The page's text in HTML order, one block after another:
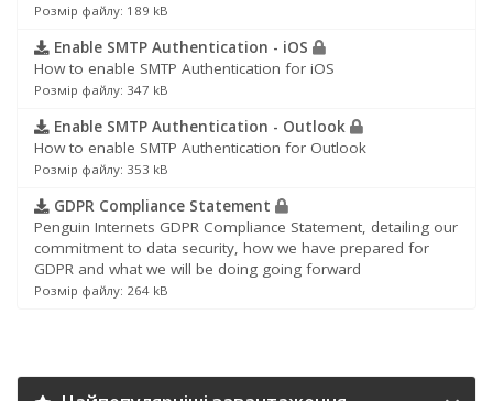
Розмір файлу: 189 kB
Enable SMTP Authentication - iOS
How to enable SMTP Authentication for iOS
Розмір файлу: 347 kB
Enable SMTP Authentication - Outlook
How to enable SMTP Authentication for Outlook
Розмір файлу: 353 kB
GDPR Compliance Statement
Penguin Internets GDPR Compliance Statement, detailing our
commitment to data security, how we have prepared for
GDPR and what we will be doing going forward
Розмір файлу: 264 kB